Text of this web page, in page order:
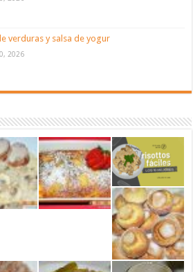
verduras y salsa de yogur
2026